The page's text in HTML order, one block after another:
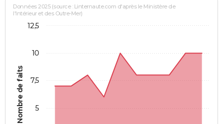
Nombre de faits
Données 2025 (source : Linternaute.com d'après le Ministère de
l'Intérieur et des Outre-Mer)
5
7,5
10
12,5